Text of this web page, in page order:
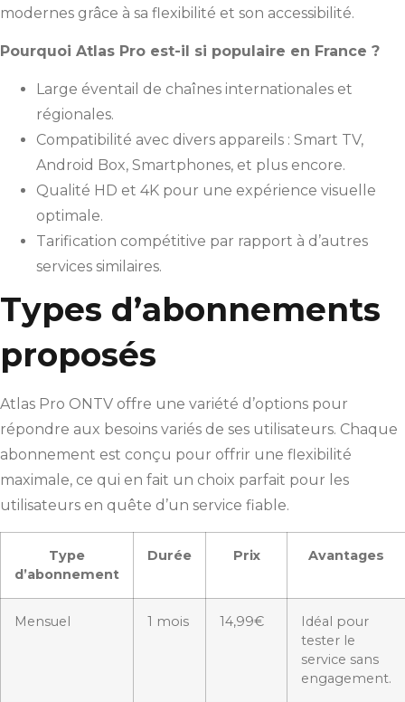
modernes grâce à sa flexibilité et son accessibilité.
Pourquoi Atlas Pro est-il si populaire en France ?
Large éventail de chaînes internationales et
régionales.
Compatibilité avec divers appareils : Smart TV,
Android Box, Smartphones, et plus encore.
Qualité HD et 4K pour une expérience visuelle
optimale.
Tarification compétitive par rapport à d’autres
services similaires.
Types d’abonnements
proposés
Atlas Pro ONTV offre une variété d’options pour
répondre aux besoins variés de ses utilisateurs. Chaque
abonnement est conçu pour offrir une flexibilité
maximale, ce qui en fait un choix parfait pour les
utilisateurs en quête d’un service fiable.
Type
d’abonnement
Durée Prix Avantages
Mensuel 1 mois 14,99€
Idéal pour
tester le
service sans
engagement.